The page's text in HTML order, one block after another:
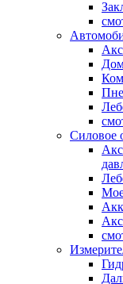
Силовое